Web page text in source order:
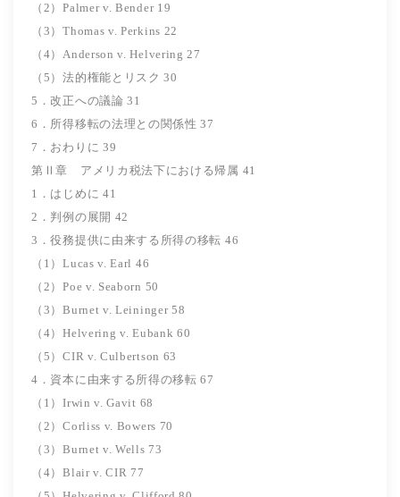
（2）Palmer v. Bender 19
（3）Thomas v. Perkins 22
（4）Anderson v. Helvering 27
（5）法的権能とリスク 30
5．改正への議論 31
6．所得移転の法理との関係性 37
7．おわりに 39
第Ⅱ章 アメリカ税法下における帰属 41
1．はじめに 41
2．判例の展開 42
3．役務提供に由来する所得の移転 46
（1）Lucas v. Earl 46
（2）Poe v. Seaborn 50
（3）Burnet v. Leininger 58
（4）Helvering v. Eubank 60
（5）CIR v. Culbertson 63
4．資本に由来する所得の移転 67
（1）Irwin v. Gavit 68
（2）Corliss v. Bowers 70
（3）Burnet v. Wells 73
（4）Blair v. CIR 77